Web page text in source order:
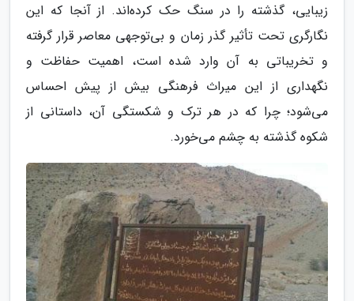
زیبایی، گذشته را در سنگ حک کرده‌اند. از آنجا که این
نگارگری تحت تأثیر گذر زمان و بی‌توجهی معاصر قرار گرفته
و تخریباتی به آن وارد شده است، اهمیت حفاظت و
نگهداری از این میراث فرهنگی بیش از پیش احساس
می‌شود؛ چرا که در هر ترک و شکستگی آن، داستانی از
شکوه گذشته به چشم می‌خورد.